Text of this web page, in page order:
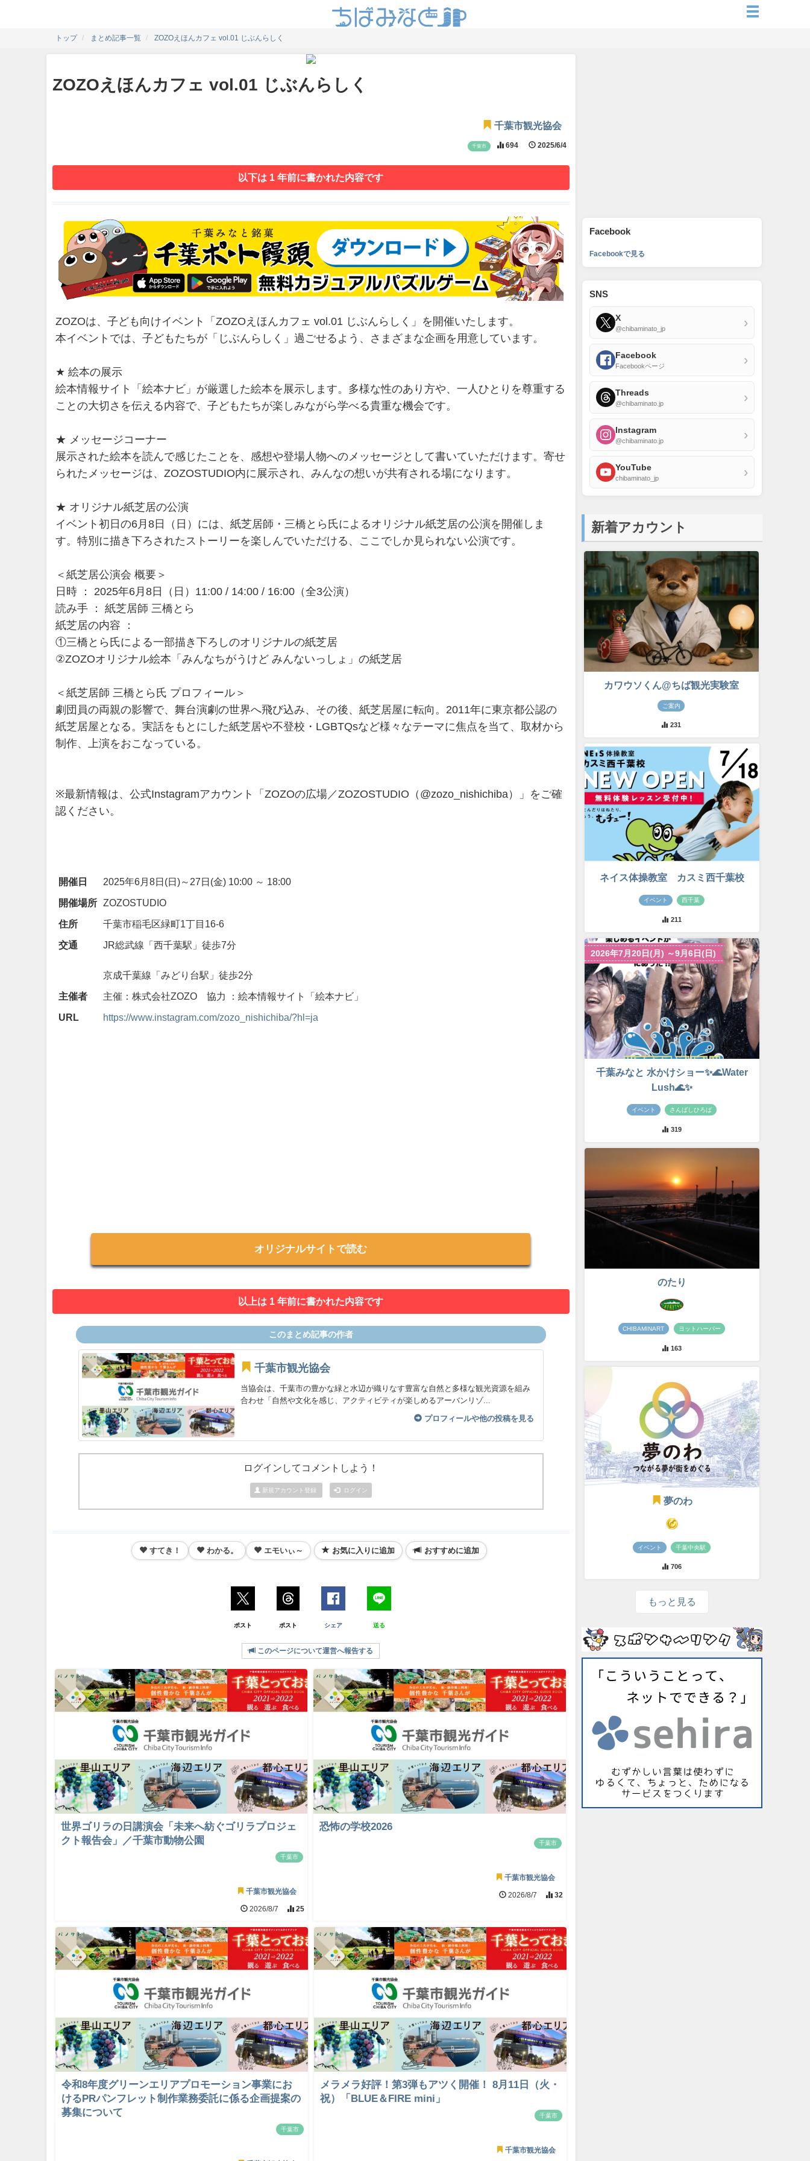
トップ まとめ記事一覧 ZOZOえほんカフェ vol.01 じぶんらしく
ZOZOえほんカフェ vol.01 じぶんらしく
千葉市観光協会
千葉市 694 2025/6/4
以下は 1 年前に書かれた内容です
ZOZOは、子ども向けイベント「ZOZOえほんカフェ vol.01 じぶんらしく」を開催いたします。
本イベントでは、子どもたちが「じぶんらしく」過ごせるよう、さまざまな企画を用意しています。
★ 絵本の展示
絵本情報サイト「絵本ナビ」が厳選した絵本を展示します。多様な性のあり方や、一人ひとりを尊重する
ことの大切さを伝える内容で、子どもたちが楽しみながら学べる貴重な機会です。
★ メッセージコーナー
展示された絵本を読んで感じたことを、感想や登場人物へのメッセージとして書いていただけます。寄せ
られたメッセージは、ZOZOSTUDIO内に展示され、みんなの想いが共有される場になります。
★ オリジナル紙芝居の公演
イベント初日の6月8日（日）には、紙芝居師・三橋とら氏によるオリジナル紙芝居の公演を開催しま
す。特別に描き下ろされたストーリーを楽しんでいただける、ここでしか見られない公演です。
＜紙芝居公演会 概要＞
日時 ： 2025年6月8日（日）11:00 / 14:00 / 16:00（全3公演）
読み手 ： 紙芝居師 三橋とら
紙芝居の内容 ：
①三橋とら氏による一部描き下ろしのオリジナルの紙芝居
②ZOZOオリジナル絵本「みんなちがうけど みんないっしょ」の紙芝居
＜紙芝居師 三橋とら氏 プロフィール＞
劇団員の両親の影響で、舞台演劇の世界へ飛び込み、その後、紙芝居屋に転向。2011年に東京都公認の
紙芝居屋となる。実話をもとにした紙芝居や不登校・LGBTQsなど様々なテーマに焦点を当て、取材から
制作、上演をおこなっている。
※最新情報は、公式Instagramアカウント「ZOZOの広場／ZOZOSTUDIO（@zozo_nishichiba）」をご確
認ください。
開催日
2025年6月8日(日)～27日(金) 10:00 ～ 18:00
開催場所 ZOZOSTUDIO
住所
千葉市稲毛区緑町1丁目16-6
交通
JR総武線「西千葉駅」徒歩7分
京成千葉線「みどり台駅」徒歩2分
主催者
主催：株式会社ZOZO 協力 ：絵本情報サイト「絵本ナビ」
URL
https://www.instagram.com/zozo_nishichiba/?hl=ja
オリジナルサイトで読む
以上は 1 年前に書かれた内容です
このまとめ記事の作者
千葉市観光協会
当協会は、千葉市の豊かな緑と水辺が織りなす豊富な自然と多様な観光資源を組み
合わせ「自然や文化を感じ、アクティビティが楽しめるアーバンリゾ...
プロフィールや他の投稿を見る
ログインしてコメントしよう！
新規アカウント登録 ログイン
すてき！ わかる。 エモいぃ～ お気に入りに追加 おすすめに追加
ポスト ポスト シェア 送る
このページについて運営へ報告する
世界ゴリラの日講演会「未来へ紡ぐゴリラプロジェ
クト報告会」／千葉市動物公園
千葉市
千葉市観光協会
2026/8/7 25
恐怖の学校2026
千葉市
千葉市観光協会
2026/8/7 32
令和8年度グリーンエリアプロモーション事業にお
けるPRパンフレット制作業務委託に係る企画提案の
募集について
千葉市
メラメラ好評！第3弾もアツく開催！ 8月11日（火・
祝）「BLUE＆FIRE mini」
千葉市
千葉市観光協会
Facebook
Facebookで見る
SNS
X
@chibaminato_jp ›
Facebook
Facebookページ ›
Threads
@chibaminato.jp ›
Instagram
@chibaminato.jp ›
YouTube
chibaminato_jp ›
新着アカウント
カワウソくん@ちば観光実験室
ご案内
231
ネイス体操教室 カスミ西千葉校
イベント 西千葉
211
2026年7月20日(月) ～9月6日(日)
千葉みなと 水かけショー✨🌊Water
Lush🌊✨
イベント さんばしひろば
319
のたり
CHIBAMINART ヨットハーバー
163
夢のわ
イベント 千葉中央駅
706
もっと見る